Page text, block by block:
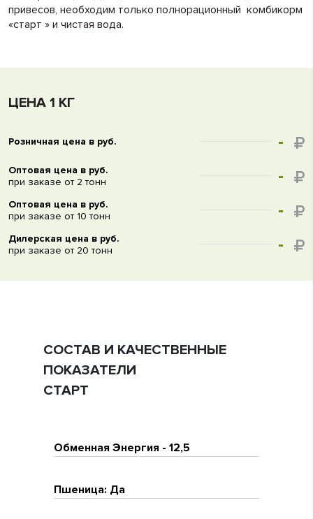
привесов, необходим только полнорационный комбикорм
«старт » и чистая вода.
ЦЕНА 1 КГ
Розничная цена в руб. -
Оптовая цена в руб.
при заказе от 2 тонн
-
Оптовая цена в руб.
при заказе от 10 тонн
-
Дилерская цена в руб.
при заказе от 20 тонн
-
СОСТАВ И КАЧЕСТВЕННЫЕ
ПОКАЗАТЕЛИ
СТАРТ
Обменная Энергия - 12,5
Пшеница: Да